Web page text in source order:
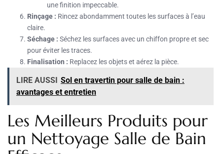
une finition impeccable.
Rinçage : Rincez abondamment toutes les surfaces à l’eau
claire.
Séchage : Séchez les surfaces avec un chiffon propre et sec
pour éviter les traces.
Finalisation : Replacez les objets et aérez la pièce.
LIRE AUSSI Sol en travertin pour salle de bain :
avantages et entretien
Les Meilleurs Produits pour
un Nettoyage Salle de Bain